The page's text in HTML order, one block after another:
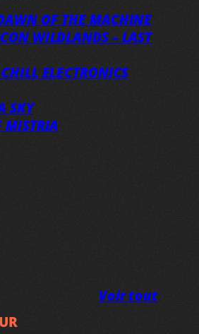
OF THE MACHINE
WILDLANDS – LAST
ELECTRONICS
SKY
MISTRIA
Voir tout